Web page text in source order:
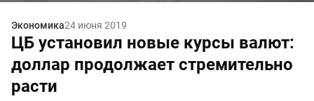
Экономика24 июня 2019
ЦБ установил новые курсы валют:
доллар продолжает стремительно
расти